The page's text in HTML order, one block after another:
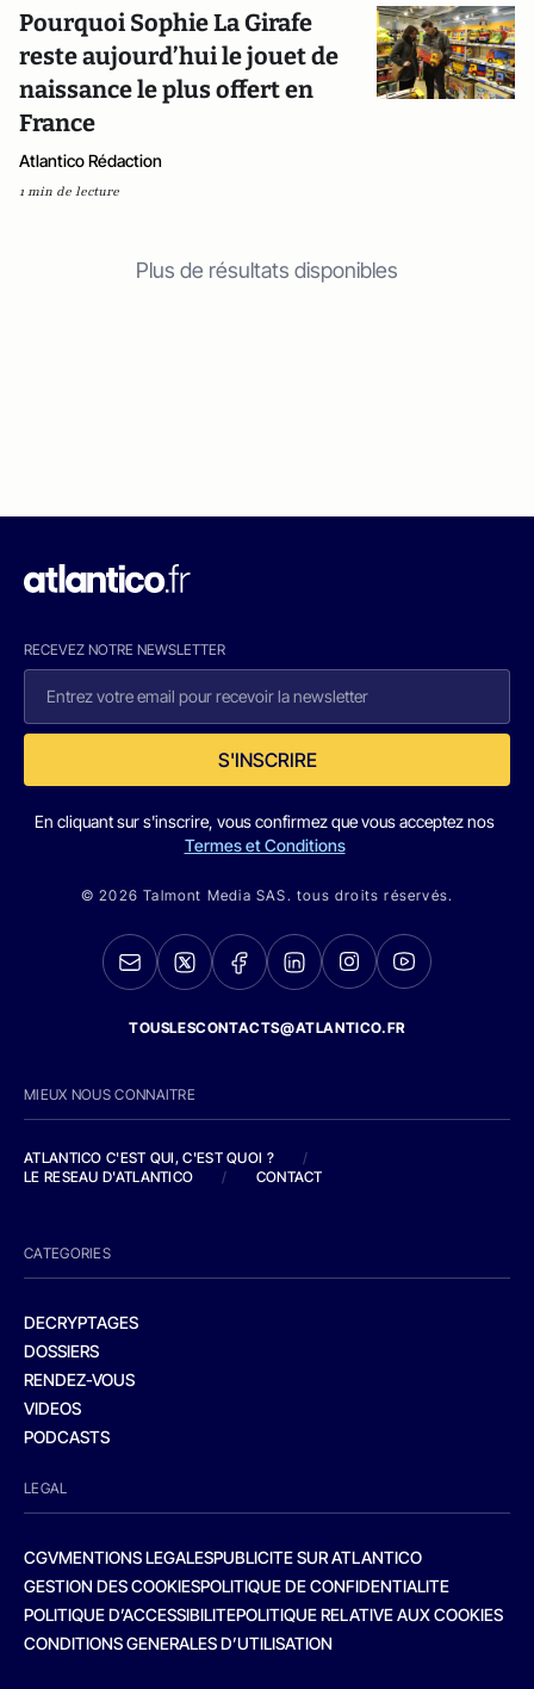
Pourquoi Sophie La Girafe
reste aujourd’hui le jouet de
naissance le plus offert en
France
Atlantico Rédaction
1 min de lecture
Plus de résultats disponibles
RECEVEZ NOTRE NEWSLETTER
S'INSCRIRE
En cliquant sur s'inscrire, vous confirmez que vous acceptez nos
Termes et Conditions
© 2026 Talmont Media SAS. tous droits réservés.
TOUSLESCONTACTS@ATLANTICO.FR
MIEUX NOUS CONNAITRE
ATLANTICO C'EST QUI, C'EST QUOI ?
/
LE RESEAU D'ATLANTICO
/ CONTACT
CATEGORIES
DECRYPTAGES
DOSSIERS
RENDEZ-VOUS
VIDEOS
PODCASTS
LEGAL
CGVMENTIONS LEGALESPUBLICITE SUR ATLANTICO
GESTION DES COOKIESPOLITIQUE DE CONFIDENTIALITE
POLITIQUE D’ACCESSIBILITEPOLITIQUE RELATIVE AUX COOKIES
CONDITIONS GENERALES D’UTILISATION